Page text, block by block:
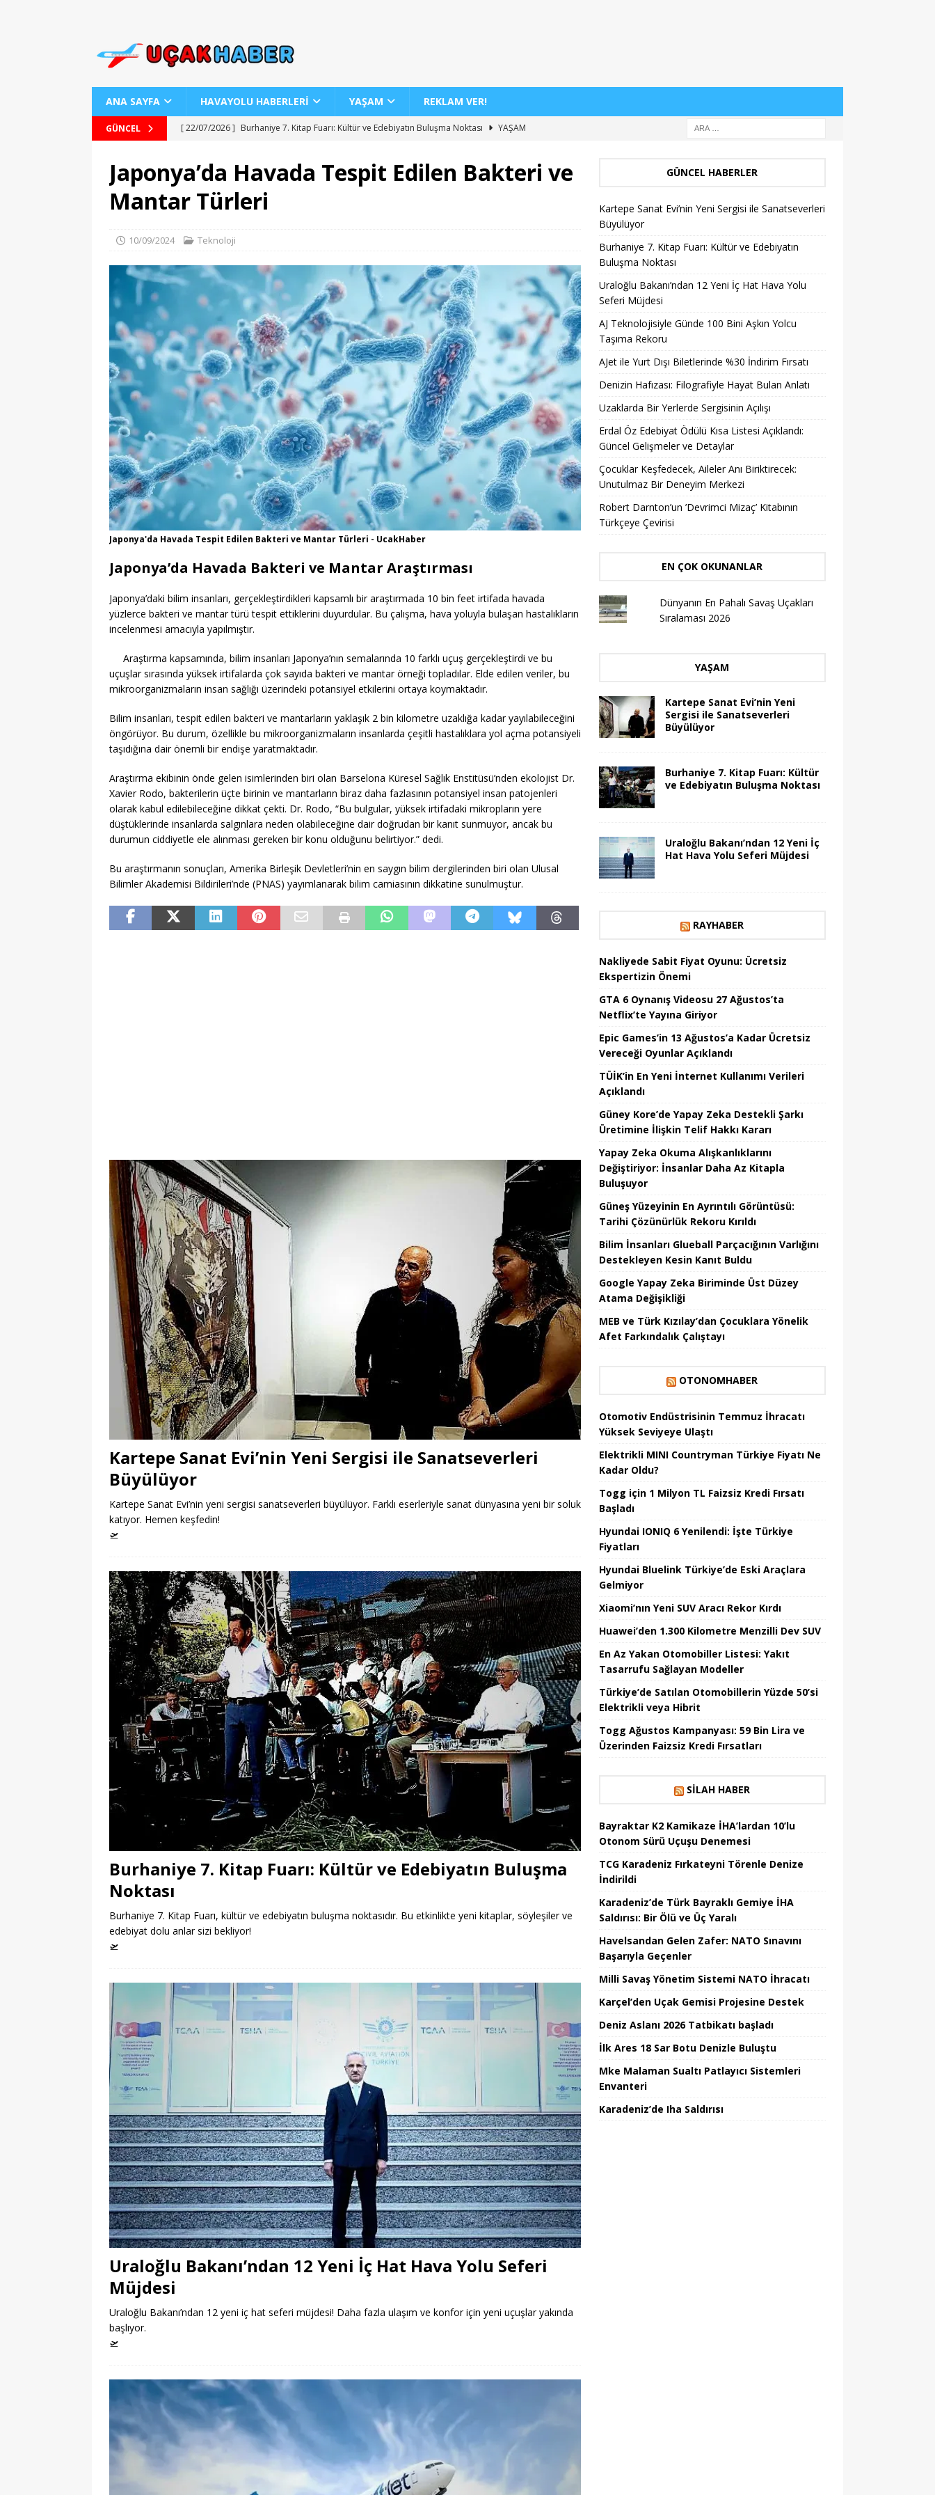
ANA SAYFA HAVAYOLU HABERLERİ YAŞAM REKLAM VER!
GÜNCEL [ 22/07/2026 ] Burhaniye 7. Kitap Fuarı: Kültür ve Edebiyatın Buluşma Noktası
YAŞAM
[ 22/07/2026 ]
AJ Teknolojisiyle Günde 100 Bini Aşkın Yolcu Taşıma Rekoru
AJET
[ 22/07/2026 ] AJet ile Yurt Dışı Biletlerinde %30 İndirim Fırsatı
Japonya’da Havada Tespit Edilen Bakteri ve
Mantar Türleri
10/09/2024 Teknoloji
Japonya'da Havada Tespit Edilen Bakteri ve Mantar Türleri - UcakHaber
Japonya’da Havada Bakteri ve Mantar Araştırması
Japonya’daki bilim insanları, gerçekleştirdikleri kapsamlı bir araştırmada 10 bin feet irtifada havada
yüzlerce bakteri ve mantar türü tespit ettiklerini duyurdular. Bu çalışma, hava yoluyla bulaşan hastalıkların
incelenmesi amacıyla yapılmıştır.
Araştırma kapsamında, bilim insanları Japonya’nın semalarında 10 farklı uçuş gerçekleştirdi ve bu
uçuşlar sırasında yüksek irtifalarda çok sayıda bakteri ve mantar örneği topladılar. Elde edilen veriler, bu
mikroorganizmaların insan sağlığı üzerindeki potansiyel etkilerini ortaya koymaktadır.
Bilim insanları, tespit edilen bakteri ve mantarların yaklaşık 2 bin kilometre uzaklığa kadar yayılabileceğini
öngörüyor. Bu durum, özellikle bu mikroorganizmaların insanlarda çeşitli hastalıklara yol açma potansiyeli
taşıdığına dair önemli bir endişe yaratmaktadır.
Araştırma ekibinin önde gelen isimlerinden biri olan Barselona Küresel Sağlık Enstitüsü’nden ekolojist Dr.
Xavier Rodo, bakterilerin üçte birinin ve mantarların biraz daha fazlasının potansiyel insan patojenleri
olarak kabul edilebileceğine dikkat çekti. Dr. Rodo, “Bu bulgular, yüksek irtifadaki mikropların yere
düştüklerinde insanlarda salgınlara neden olabileceğine dair doğrudan bir kanıt sunmuyor, ancak bu
durumun ciddiyetle ele alınması gereken bir konu olduğunu belirtiyor.” dedi.
Bu araştırmanın sonuçları, Amerika Birleşik Devletleri’nin en saygın bilim dergilerinden biri olan Ulusal
Bilimler Akademisi Bildirileri’nde (PNAS) yayımlanarak bilim camiasının dikkatine sunulmuştur.
Kartepe Sanat Evi’nin Yeni Sergisi ile Sanatseverleri
Büyülüyor
Kartepe Sanat Evi’nin yeni sergisi sanatseverleri büyülüyor. Farklı eserleriyle sanat dünyasına yeni bir soluk
katıyor. Hemen keşfedin!
🛫
Burhaniye 7. Kitap Fuarı: Kültür ve Edebiyatın Buluşma
Noktası
Burhaniye 7. Kitap Fuarı, kültür ve edebiyatın buluşma noktasıdır. Bu etkinlikte yeni kitaplar, söyleşiler ve
edebiyat dolu anlar sizi bekliyor!
🛫
Uraloğlu Bakanı’ndan 12 Yeni İç Hat Hava Yolu Seferi
Müjdesi
Uraloğlu Bakanı’ndan 12 yeni iç hat seferi müjdesi! Daha fazla ulaşım ve konfor için yeni uçuşlar yakında
başlıyor.
🛫
GÜNCEL HABERLER
Kartepe Sanat Evi’nin Yeni Sergisi ile Sanatseverleri
Büyülüyor
Burhaniye 7. Kitap Fuarı: Kültür ve Edebiyatın
Buluşma Noktası
Uraloğlu Bakanı’ndan 12 Yeni İç Hat Hava Yolu
Seferi Müjdesi
AJ Teknolojisiyle Günde 100 Bini Aşkın Yolcu
Taşıma Rekoru
AJet ile Yurt Dışı Biletlerinde %30 İndirim Fırsatı
Denizin Hafızası: Filografiyle Hayat Bulan Anlatı
Uzaklarda Bir Yerlerde Sergisinin Açılışı
Erdal Öz Edebiyat Ödülü Kısa Listesi Açıklandı:
Güncel Gelişmeler ve Detaylar
Çocuklar Keşfedecek, Aileler Anı Biriktirecek:
Unutulmaz Bir Deneyim Merkezi
Robert Darnton’un ’Devrimci Mizaç’ Kitabının
Türkçeye Çevirisi
EN ÇOK OKUNANLAR
Dünyanın En Pahalı Savaş Uçakları
Sıralaması 2026
YAŞAM
Kartepe Sanat Evi’nin Yeni
Sergisi ile Sanatseverleri
Büyülüyor
Burhaniye 7. Kitap Fuarı: Kültür
ve Edebiyatın Buluşma Noktası
Uraloğlu Bakanı’ndan 12 Yeni İç
Hat Hava Yolu Seferi Müjdesi
RAYHABER
Nakliyede Sabit Fiyat Oyunu: Ücretsiz
Ekspertizin Önemi
GTA 6 Oynanış Videosu 27 Ağustos’ta
Netflix’te Yayına Giriyor
Epic Games’in 13 Ağustos’a Kadar Ücretsiz
Vereceği Oyunlar Açıklandı
TÜİK’in En Yeni İnternet Kullanımı Verileri
Açıklandı
Güney Kore’de Yapay Zeka Destekli Şarkı
Üretimine İlişkin Telif Hakkı Kararı
Yapay Zeka Okuma Alışkanlıklarını
Değiştiriyor: İnsanlar Daha Az Kitapla
Buluşuyor
Güneş Yüzeyinin En Ayrıntılı Görüntüsü:
Tarihi Çözünürlük Rekoru Kırıldı
Bilim İnsanları Glueball Parçacığının Varlığını
Destekleyen Kesin Kanıt Buldu
Google Yapay Zeka Biriminde Üst Düzey
Atama Değişikliği
MEB ve Türk Kızılay’dan Çocuklara Yönelik
Afet Farkındalık Çalıştayı
OTONOMHABER
Otomotiv Endüstrisinin Temmuz İhracatı
Yüksek Seviyeye Ulaştı
Elektrikli MINI Countryman Türkiye Fiyatı Ne
Kadar Oldu?
Togg için 1 Milyon TL Faizsiz Kredi Fırsatı
Başladı
Hyundai IONIQ 6 Yenilendi: İşte Türkiye
Fiyatları
Hyundai Bluelink Türkiye’de Eski Araçlara
Gelmiyor
Xiaomi’nın Yeni SUV Aracı Rekor Kırdı
Huawei’den 1.300 Kilometre Menzilli Dev SUV
En Az Yakan Otomobiller Listesi: Yakıt
Tasarrufu Sağlayan Modeller
Türkiye’de Satılan Otomobillerin Yüzde 50’si
Elektrikli veya Hibrit
Togg Ağustos Kampanyası: 59 Bin Lira ve
Üzerinden Faizsiz Kredi Fırsatları
SILAH HABER
Bayraktar K2 Kamikaze İHA’lardan 10’lu
Otonom Sürü Uçuşu Denemesi
TCG Karadeniz Fırkateyni Törenle Denize
İndirildi
Karadeniz’de Türk Bayraklı Gemiye İHA
Saldırısı: Bir Ölü ve Üç Yaralı
Havelsandan Gelen Zafer: NATO Sınavını
Başarıyla Geçenler
Milli Savaş Yönetim Sistemi NATO İhracatı
Karçel’den Uçak Gemisi Projesine Destek
Deniz Aslanı 2026 Tatbikatı başladı
İlk Ares 18 Sar Botu Denizle Buluştu
Mke Malaman Sualtı Patlayıcı Sistemleri
Envanteri
Karadeniz’de Iha Saldırısı